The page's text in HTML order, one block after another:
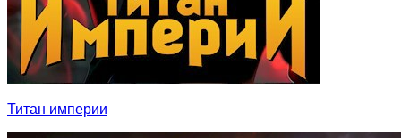
Титан империи